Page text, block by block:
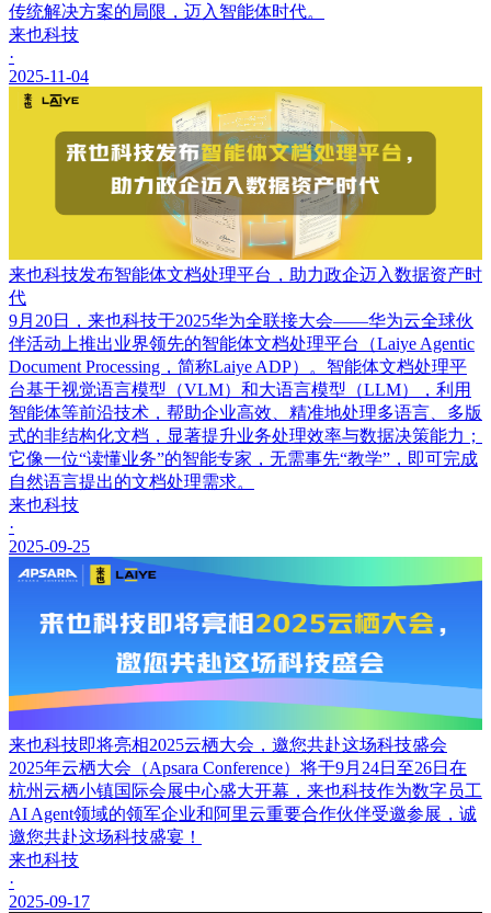
传统解决方案的局限，迈入智能体时代。
来也科技
·
2025-11-04
来也科技发布智能体文档处理平台，助力政企迈入数据资产时
代
9月20日，来也科技于2025华为全联接大会——华为云全球伙
伴活动上推出业界领先的智能体文档处理平台（Laiye Agentic
Document Processing，简称Laiye ADP）。智能体文档处理平
台基于视觉语言模型（VLM）和大语言模型（LLM），利用
智能体等前沿技术，帮助企业高效、精准地处理多语言、多版
式的非结构化文档，显著提升业务处理效率与数据决策能力；
它像一位“读懂业务”的智能专家，无需事先“教学”，即可完成
自然语言提出的文档处理需求。
来也科技
·
2025-09-25
来也科技即将亮相2025云栖大会，邀您共赴这场科技盛会
2025年云栖大会（Apsara Conference）将于9月24日至26日在
杭州云栖小镇国际会展中心盛大开幕，来也科技作为数字员工
AI Agent领域的领军企业和阿里云重要合作伙伴受邀参展，诚
邀您共赴这场科技盛宴！
来也科技
·
2025-09-17